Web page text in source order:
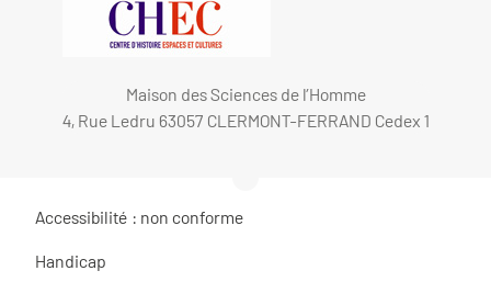
Maison des Sciences de l’Homme
4, Rue Ledru 63057 CLERMONT-FERRAND Cedex 1
Accessibilité : non conforme
Handicap